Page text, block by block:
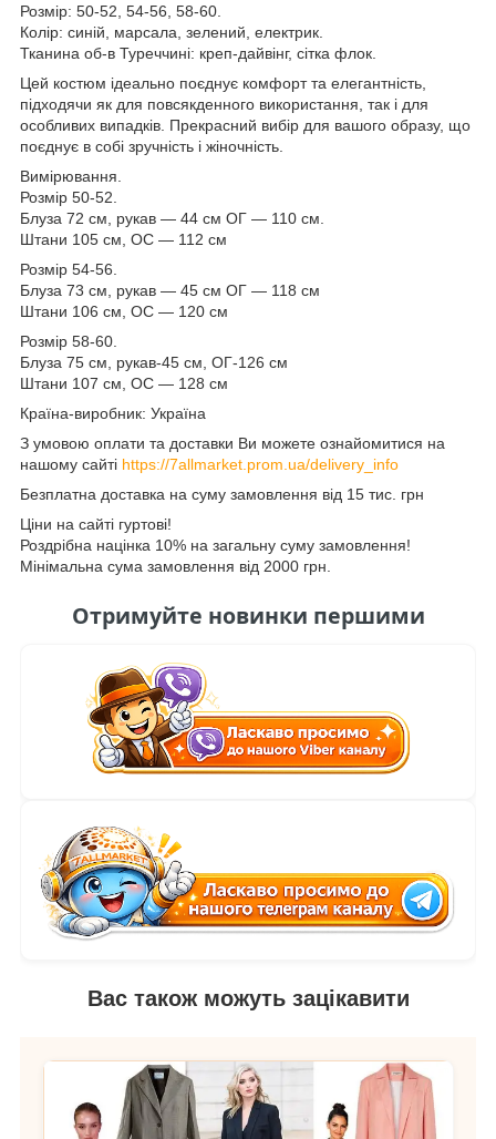
Розмір: 50-52, 54-56, 58-60.
Колір: синій, марсала, зелений, електрик.
Тканина об-в Туреччині: креп-дайвінг, сітка флок.
Цей костюм ідеально поєднує комфорт та елегантність,
підходячи як для повсякденного використання, так і для
особливих випадків. Прекрасний вибір для вашого образу, що
поєднує в собі зручність і жіночність.
Вимірювання.
Розмір 50-52.
Блуза 72 см, рукав — 44 см ОГ — 110 см.
Штани 105 см, ОС — 112 см
Розмір 54-56.
Блуза 73 см, рукав — 45 см ОГ — 118 см
Штани 106 см, ОС — 120 см
Розмір 58-60.
Блуза 75 см, рукав-45 см, ОГ-126 см
Штани 107 см, ОС — 128 см
Країна-виробник: Україна
З умовою оплати та доставки Ви можете ознайомитися на
нашому сайті https://7allmarket.prom.ua/delivery_info
Безплатна доставка на суму замовлення від 15 тис. грн
Ціни на сайті гуртові!
Роздрібна націнка 10% на загальну суму замовлення!
Мінімальна сума замовлення від 2000 грн.
Отримуйте новинки першими
Вас також можуть зацікавити